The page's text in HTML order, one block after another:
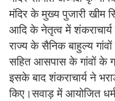
मंदिर के मुख्य पुजारी खीम
आदि के नेतृत्व में शंकराचार्य
राज्य के सैनिक बाहुल्य
सहित आसपास के गांवों के
इसके बाद शंकराचार्य ने
किए।सवाड़ में आयोजित